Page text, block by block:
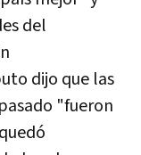
del
dijo que las
"fueron